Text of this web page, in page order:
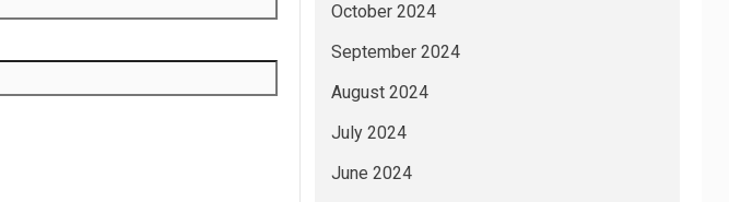
October 2024
September 2024
August 2024
July 2024
June 2024